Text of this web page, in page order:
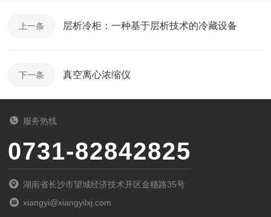
上一条 层析冷柜：一种基于层析技术的冷藏设备
下一条 真空离心浓缩仪
服务热线
0731-82842825
湖南省长沙市望城经济技术开区金穗路35号
xiangyi@xiangyilxj.com